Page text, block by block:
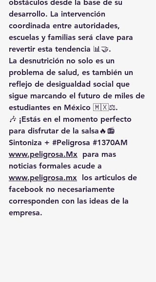
obstáculos desde la base de su
desarrollo. La intervención
coordinada entre autoridades,
escuelas y familias será clave para
revertir esta tendencia 📊🤝.
La desnutrición no solo es un
problema de salud, es también un
reflejo de desigualdad social que
sigue marcando el futuro de miles de
estudiantes en México 🇲🇽⚖️.
🎶 ¡Estás en el momento perfecto
para disfrutar de la salsa🔥📻
Sintoniza + #Peligrosa #1370AM
www.peligrosa.Mx para mas
noticias formales acude a
www.peligrosa.mx los articulos de
facebook no necesariamente
corresponden con las ideas de la
empresa.